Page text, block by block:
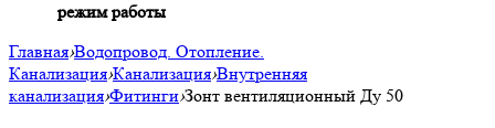
режим работы
Главная›Водопровод. Отопление.
Канализация›Канализация›Внутренняя
канализация›Фитинги›Зонт вентиляционный Ду 50